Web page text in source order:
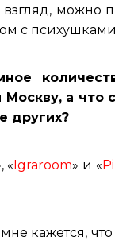
можно
с
а что
других?
«Igraroom» и «
кажется,